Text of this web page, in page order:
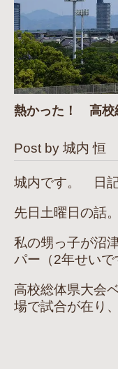
熱かった！ 高
Post by 城内 恒
城内です。 日記
先日土曜日の話
私の甥っ子が沼
パー（2年せいで
高校総体県大会
場で試合が在り、